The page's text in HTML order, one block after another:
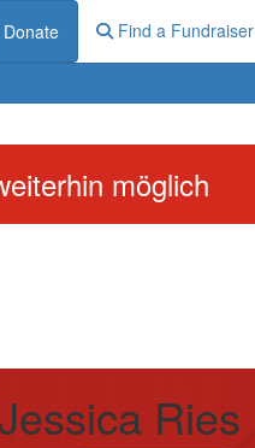
Donate Find a Fundraiser
möglich
Ries